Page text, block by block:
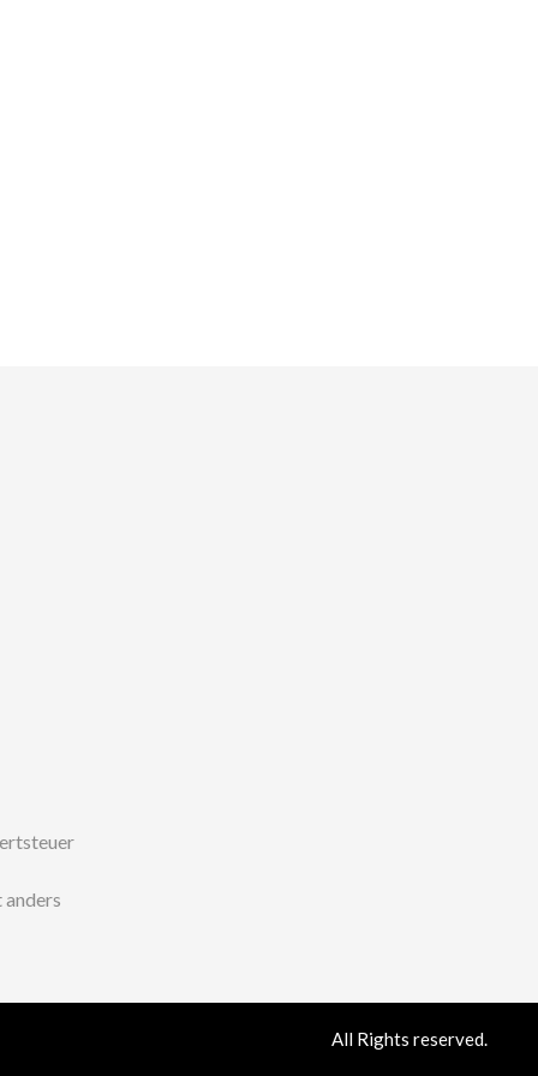
anders
All Rights reserved.